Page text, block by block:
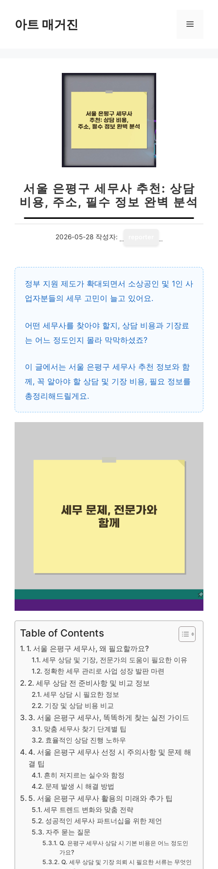
아트 매거진 메
서울 은평구 세무사 추천: 상담
비용, 주소, 필수 정보 완벽 분석
2026-05-28 작성자:
정부 지원 제도가 확대되면서 소상공인 및 1인 사
업자분들의 세무 고민이 늘고 있어요.
어떤 세무사를 찾아야 할지, 상담 비용과 기장료
는 어느 정도인지 몰라 막막하셨죠?
이 글에서는 서울 은평구 세무사 추천 정보와 함
께, 꼭 알아야 할 상담 및 기장 비용, 필요 정보를
총정리해드릴게요.
Table of Contents
1. 서울 은평구 세무사, 왜 필요할까요?
세무 상담 및 기장, 전문가의 도움이 필요한 이유
정확한 세무 관리로 사업 성장 발판 마련
2. 세무 상담 전 준비사항 및 비교 정보
세무 상담 시 필요한 정보
기장 및 상담 비용 비교
3. 서울 은평구 세무사, 똑똑하게 찾는 실전 가이드
맞춤 세무사 찾기 단계별 팁
효율적인 상담 진행 노하우
4. 서울 은평구 세무사 선정 시 주의사항 및 문제 해
결 팁
흔히 저지르는 실수와 함정
문제 발생 시 해결 방법
5. 서울 은평구 세무사 활용의 미래와 추가 팁
세무 트렌드 변화와 맞춤 전략
성공적인 세무사 파트너십을 위한 제언
자주 묻는 질문
Q. 은평구 세무사 상담 시 기본 비용은 어느 정도인
가요?
Q. 세무 상담 및 기장 의뢰 시 필요한 서류는 무엇인